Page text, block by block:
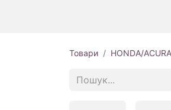
Товари HONDA/ACURA